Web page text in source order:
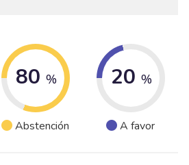
80 %
Abstención
20 %
A favor